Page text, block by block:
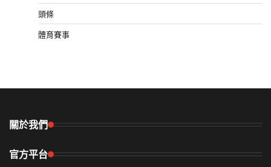
頭條
體育賽事
關於我們
官方平台